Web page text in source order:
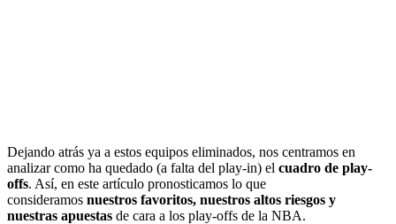
Dejando atrás ya a estos equipos eliminados, nos centramos en
analizar como ha quedado (a falta del play-in) el cuadro de play-
offs. Así, en este artículo pronosticamos lo que
consideramos nuestros favoritos, nuestros altos riesgos y
nuestras apuestas de cara a los play-offs de la NBA.